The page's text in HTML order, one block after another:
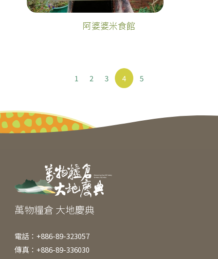
阿婆婆米食館
1 2 3 4 5
萬物糧倉 大地慶典
電話：+886-89-323057
傳真：+886-89-336030